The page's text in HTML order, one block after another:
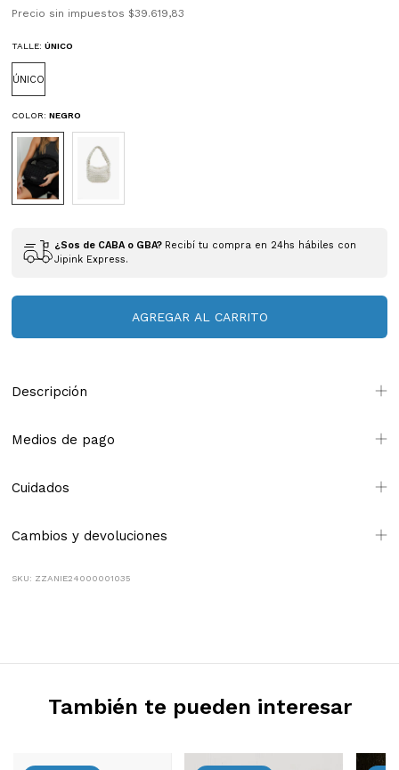
Precio sin impuestos $39.619,83
TALLE:ÚNICO
ÚNICO
COLOR:NEGRO
¿Sos de CABA o GBA? Recibí tu compra en 24hs hábiles con
Jipink Express.
Descripción
Medios de pago
Cuidados
Cambios y devoluciones
SKU: ZZANIE24000001035
También te pueden interesar